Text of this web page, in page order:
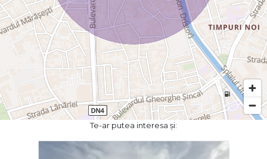
Te-ar putea interesa și: